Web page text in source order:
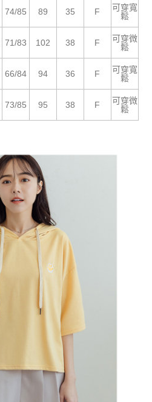
74/85 89 35 F
可穿寬
鬆
71/83 102 38 F
可穿微
鬆
66/84 94 36 F
可穿寬
鬆
73/85 95 38 F
可穿微
鬆